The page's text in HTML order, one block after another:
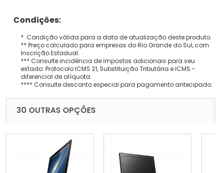
Condições:
* Condição válida para a data de atualização deste produto.
** Preço calculado para empresas do Rio Grande do Sul, com
Inscrição Estadual.
*** Consulte incidência de impostos adicionais para seu
estado: Protocolo ICMS 21, Substituição Tributária e ICMS -
diferencial de alíquota.
**** Consulte desconto especial para pagamento antecipado.
30 OUTRAS OPÇÕES